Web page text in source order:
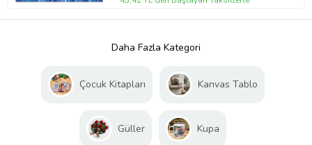
Daha Fazla Kategori
Çocuk Kitapları Kanvas Tablo
Güller Kupa